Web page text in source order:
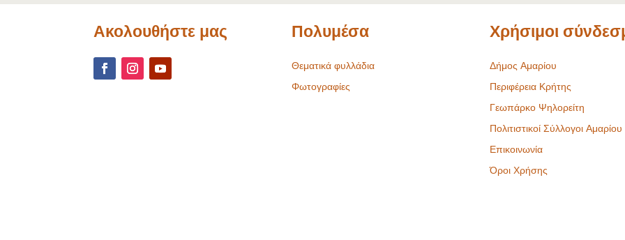
Ακολουθήστε μας Πολυμέσα
Θεματικά φυλλάδια
Φωτογραφίες
Χρήσιμοι
Δήμος Αμαρίου
Περιφέρεια Κρήτης
Γεωπάρκο Ψηλορείτη
Πολιτιστικοί Σύλλογοι Αμαρίου
Επικοινωνία
Όροι Χρήσης